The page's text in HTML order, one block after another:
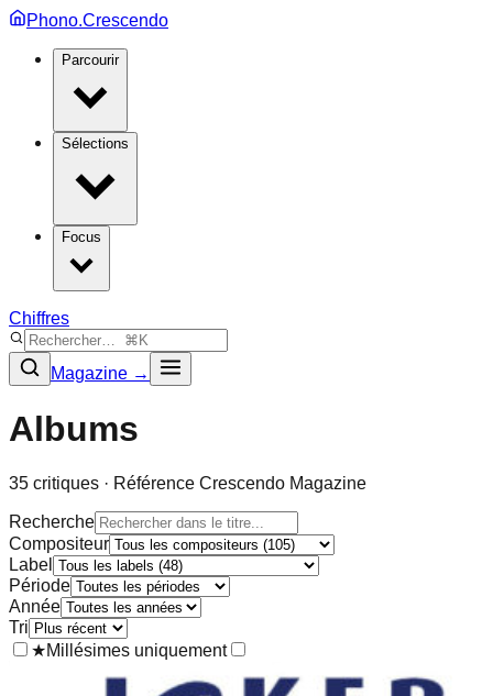
Phono.Crescendo
Parcourir
Sélections
Focus
Chiffres
Magazine →
Albums
35 critiques · Référence Crescendo Magazine
Recherche
Compositeur
Label
Période
Année
Tri
★Millésimes uniquement